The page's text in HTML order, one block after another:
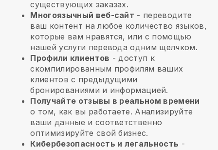
существующих заказах.
Многоязычный веб-сайт - переводите
ваш контент на любое количество языков,
которые вам нравятся, или с помощью
нашей услуги перевода одним щелчком.
Профили клиентов - доступ к
скомпилированным профилям ваших
клиентов с предыдущими
бронированиями и информацией.
Получайте отзывы в реальном времени
о том, как вы работаете. Анализируйте
ваши данные и соответственно
оптимизируйте свой бизнес.
Кибербезопасность и легальность -